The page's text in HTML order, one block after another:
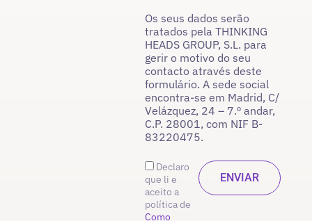
Os seus dados serão
tratados pela THINKING
HEADS GROUP, S.L. para
gerir o motivo do seu
contacto através deste
formulário. A sede social
encontra-se em Madrid, C/
Velázquez, 24 – 7.º andar,
C.P. 28001, com NIF B-
83220475.
Declaro
que li e
aceito a
política de
Como